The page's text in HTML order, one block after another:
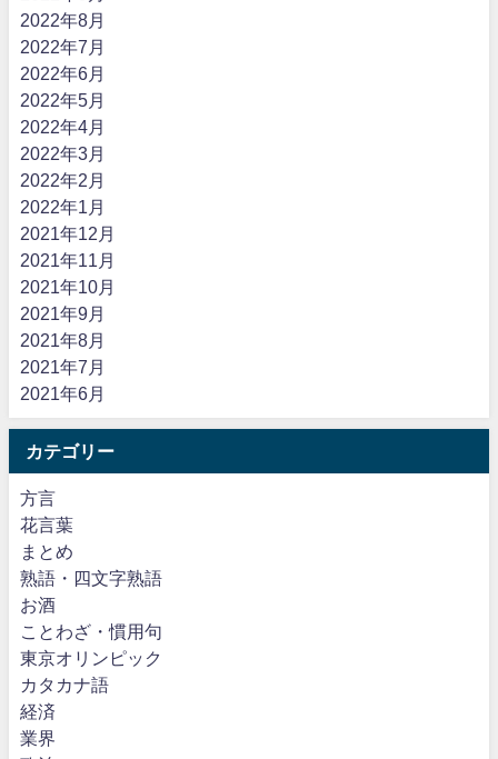
2022年8月
2022年7月
2022年6月
2022年5月
2022年4月
2022年3月
2022年2月
2022年1月
2021年12月
2021年11月
2021年10月
2021年9月
2021年8月
2021年7月
2021年6月
カテゴリー
方言
花言葉
まとめ
熟語・四文字熟語
お酒
ことわざ・慣用句
東京オリンピック
カタカナ語
経済
業界